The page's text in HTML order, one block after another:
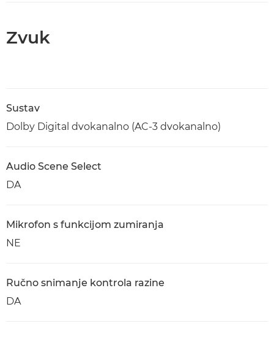
Zvuk
Sustav
Dolby Digital dvokanalno (AC-3 dvokanalno)
Audio Scene Select
DA
Mikrofon s funkcijom zumiranja
NE
Ručno snimanje kontrola razine
DA